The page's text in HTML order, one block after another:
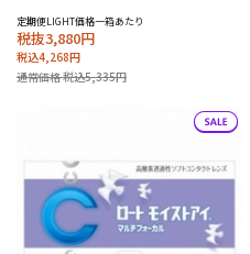
定期便LIGHT価格一箱あたり
税抜3,880円
税込4,268円
通常価格 税込5,335円